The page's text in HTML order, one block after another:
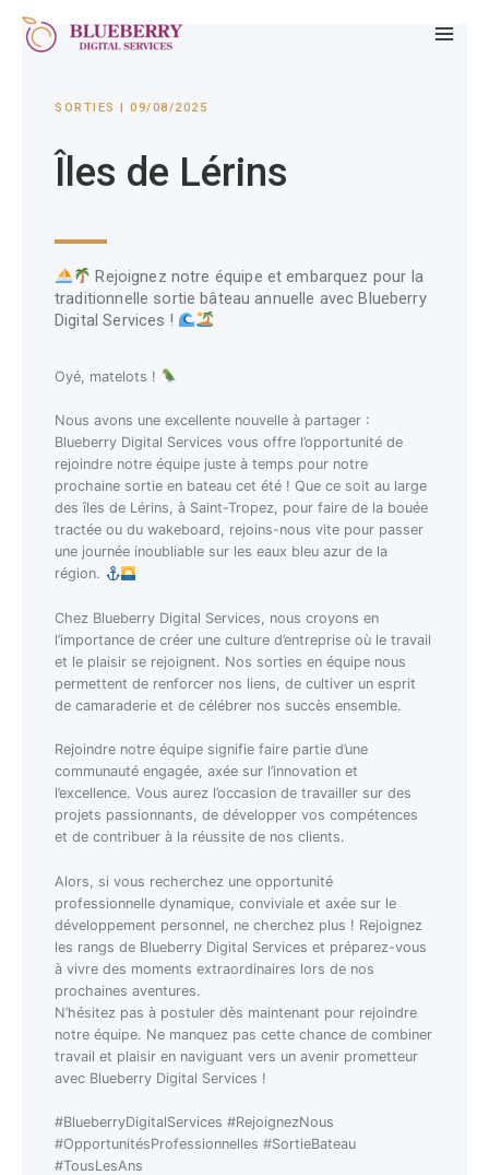
SORTIES | 09/08/2025
Îles de Lérins
Rejoignez notre équipe et embarquez pour la
traditionnelle sortie bâteau annuelle avec Blueberry
Digital Services !
Oyé, matelots !
Nous avons une excellente nouvelle à partager :
Blueberry Digital Services vous offre l’opportunité de
rejoindre notre équipe juste à temps pour notre
prochaine sortie en bateau cet été ! Que ce soit au large
des îles de Lérins, à Saint-Tropez, pour faire de la bouée
tractée ou du wakeboard, rejoins-nous vite pour passer
une journée inoubliable sur les eaux bleu azur de la
région.
Chez Blueberry Digital Services, nous croyons en
l’importance de créer une culture d’entreprise où le travail
et le plaisir se rejoignent. Nos sorties en équipe nous
permettent de renforcer nos liens, de cultiver un esprit
de camaraderie et de célébrer nos succès ensemble.
Rejoindre notre équipe signifie faire partie d’une
communauté engagée, axée sur l’innovation et
l’excellence. Vous aurez l’occasion de travailler sur des
projets passionnants, de développer vos compétences
et de contribuer à la réussite de nos clients.
Alors, si vous recherchez une opportunité
professionnelle dynamique, conviviale et axée sur le
développement personnel, ne cherchez plus ! Rejoignez
les rangs de Blueberry Digital Services et préparez-vous
à vivre des moments extraordinaires lors de nos
prochaines aventures.
N’hésitez pas à postuler dès maintenant pour rejoindre
notre équipe. Ne manquez pas cette chance de combiner
travail et plaisir en naviguant vers un avenir prometteur
avec Blueberry Digital Services !
#BlueberryDigitalServices #RejoignezNous
#OpportunitésProfessionnelles #SortieBateau
#TousLesAns